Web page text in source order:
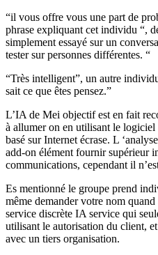
“il vous offre vous une part de
phrase expliquant cet individu “,
simplement essayé sur un
tester sur personnes différentes. “
“Très intelligent”, un autre
sait ce que êtes pensez.”
L’IA de Mei objectif est en fait
à allumer on en utilisant le logiciel
basé sur Internet écrase. L
add-on élément fournir supérieur
communications, cependant il
Es mentionné le groupe prend
même demander votre nom
service discrète IA service qui
utilisant le autorisation du client,
avec un tiers organisation.